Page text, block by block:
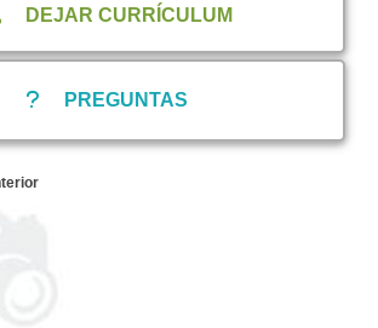
DEJAR CURRÍCULUM
PREGUNTAS